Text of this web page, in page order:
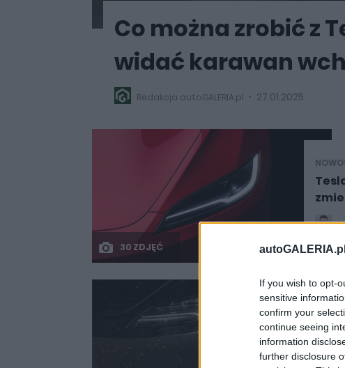
If you wish to opt-
sensitive
confirm your
continue seeing
information
further disclosure
Co można zrobić z
widać karawan
Redakcja autoGALERIA.pl 27.01.2025
30 ZDJĘĆ